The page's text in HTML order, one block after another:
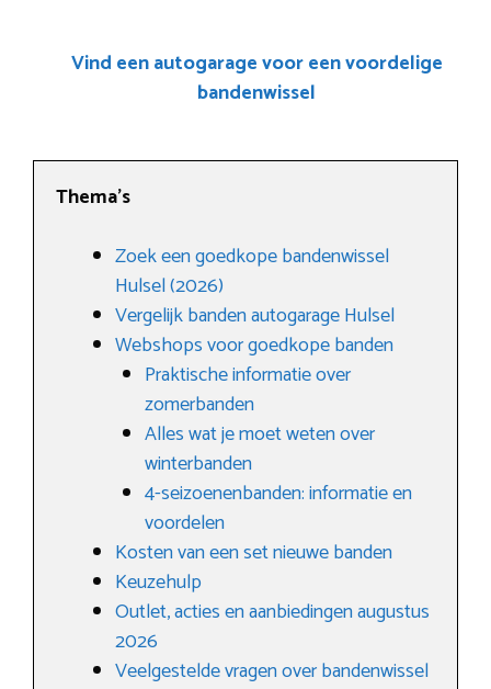
Vind een autogarage voor een voordelige
bandenwissel
Thema’s
Zoek een goedkope bandenwissel
Hulsel (2026)
Vergelijk banden autogarage Hulsel
Webshops voor goedkope banden
Praktische informatie over
zomerbanden
Alles wat je moet weten over
winterbanden
4-seizoenenbanden: informatie en
voordelen
Kosten van een set nieuwe banden
Keuzehulp
Outlet, acties en aanbiedingen augustus
2026
Veelgestelde vragen over bandenwissel